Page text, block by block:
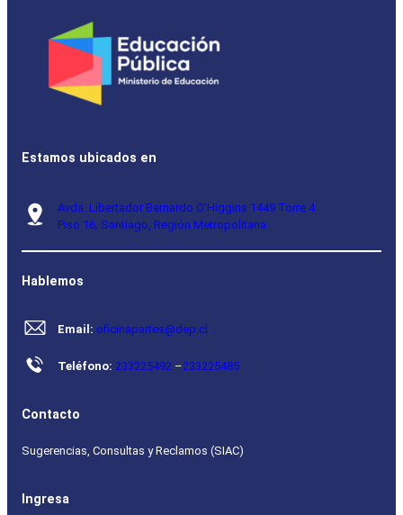
Estamos ubicados en
Avda. Libertador Bernardo O’Higgins 1449 Torre 4
Piso 16, Santiago, Región Metropolitana.
Hablemos
Email: oficinapartes@dep.cl
Teléfono: 233225492 –233225485
Contacto
Sugerencias, Consultas y Reclamos (SIAC)
Ingresa